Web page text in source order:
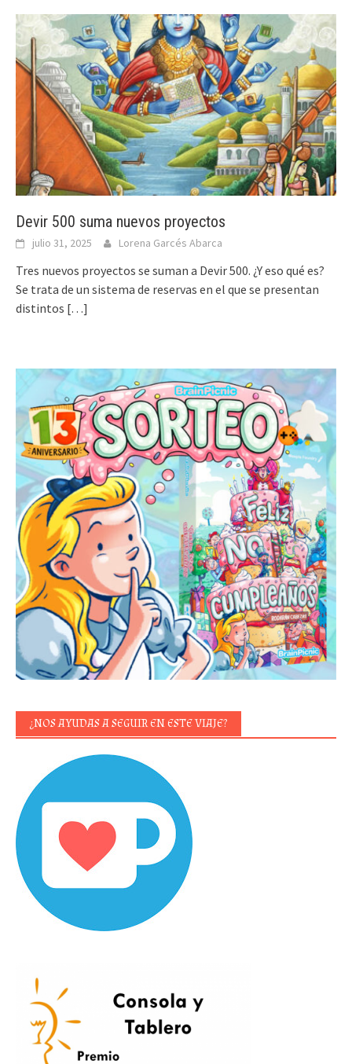
Devir 500 suma nuevos proyectos
julio 31, 2025 Lorena Garcés Abarca
Tres nuevos proyectos se suman a Devir 500. ¿Y eso qué es?
Se trata de un sistema de reservas en el que se presentan
distintos […]
¿NOS AYUDAS A SEGUIR EN ESTE VIAJE?